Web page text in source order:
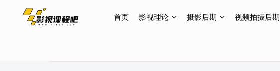
首页 影视理论 摄影后期 视频拍摄后期
特惠终身会员299元，网站所有内容都可观看，终身免费更新